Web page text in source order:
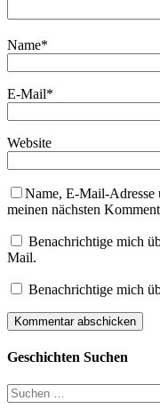
Name*
E-Mail*
Website
Name, E-Mail-Adresse
meinen nächsten
Benachrichtige mich
Mail.
Benachrichtige mich
Geschichten Suchen
Suchen
nach: